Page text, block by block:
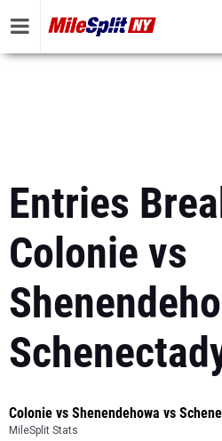
Entries
Colonie vs
Colonie vs Shenendehowa vs
MileSplit Stats